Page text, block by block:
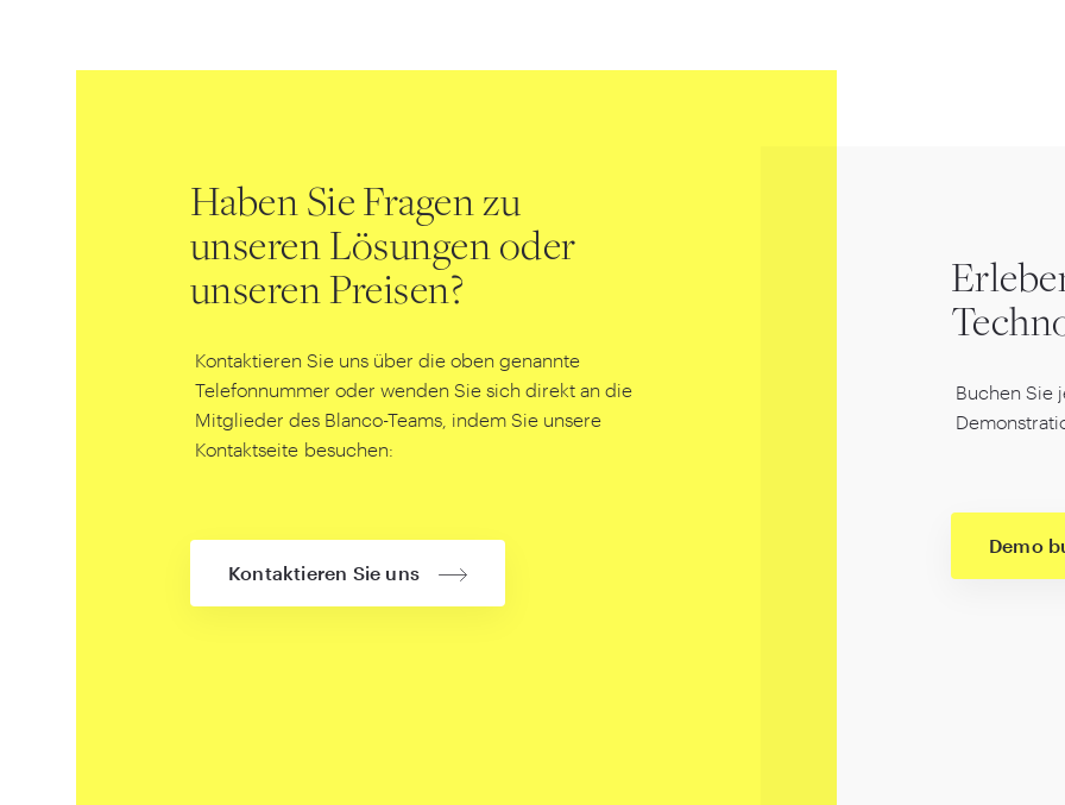
Haben Sie Fragen zu
unseren Lösungen oder
unseren Preisen?
Kontaktieren Sie uns über die oben genannte
Telefonnummer oder wenden Sie sich direkt an die
Mitglieder des Blanco-Teams, indem Sie unsere
Kontaktseite besuchen:
Kontaktieren Sie uns
Buchen Sie
Demo